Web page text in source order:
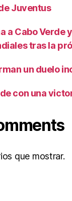
Juventus
a Cabo Verde
tras la
un duelo
con una
que mostrar.